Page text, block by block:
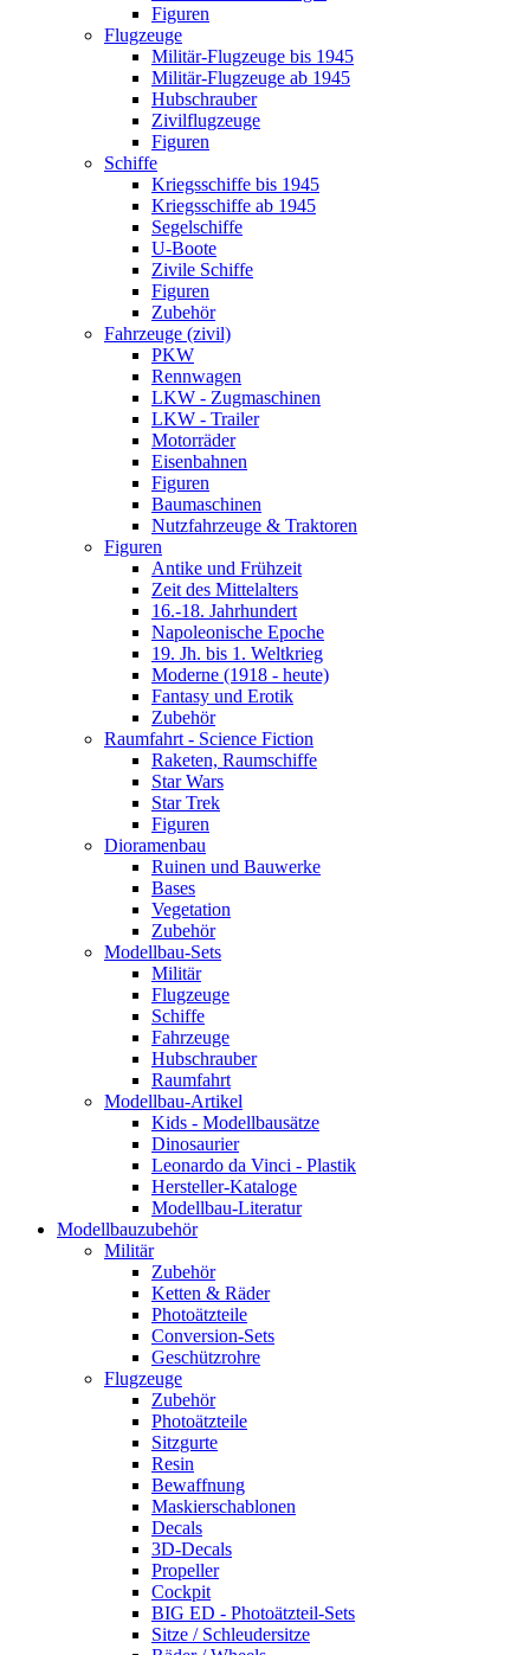
Figuren
Flugzeuge
Militär-Flugzeuge bis 1945
Militär-Flugzeuge ab 1945
Hubschrauber
Zivilflugzeuge
Figuren
Schiffe
Kriegsschiffe bis 1945
Kriegsschiffe ab 1945
Segelschiffe
U-Boote
Zivile Schiffe
Figuren
Zubehör
Fahrzeuge (zivil)
PKW
Rennwagen
LKW - Zugmaschinen
LKW - Trailer
Motorräder
Eisenbahnen
Figuren
Baumaschinen
Nutzfahrzeuge & Traktoren
Figuren
Antike und Frühzeit
Zeit des Mittelalters
16.-18. Jahrhundert
Napoleonische Epoche
19. Jh. bis 1. Weltkrieg
Moderne (1918 - heute)
Fantasy und Erotik
Zubehör
Raumfahrt - Science Fiction
Raketen, Raumschiffe
Star Wars
Star Trek
Figuren
Dioramenbau
Ruinen und Bauwerke
Bases
Vegetation
Zubehör
Modellbau-Sets
Militär
Flugzeuge
Schiffe
Fahrzeuge
Hubschrauber
Raumfahrt
Modellbau-Artikel
Kids - Modellbausätze
Dinosaurier
Leonardo da Vinci - Plastik
Hersteller-Kataloge
Modellbau-Literatur
Modellbauzubehör
Militär
Zubehör
Ketten & Räder
Photoätzteile
Conversion-Sets
Geschützrohre
Flugzeuge
Zubehör
Photoätzteile
Sitzgurte
Resin
Bewaffnung
Maskierschablonen
Decals
3D-Decals
Propeller
Cockpit
BIG ED - Photoätzteil-Sets
Sitze / Schleudersitze